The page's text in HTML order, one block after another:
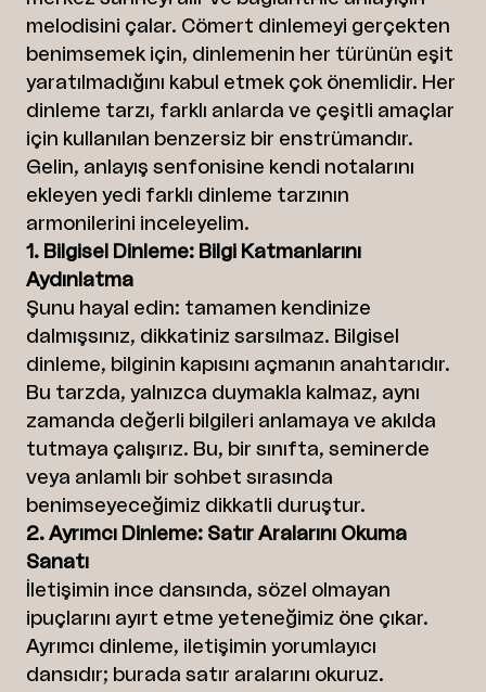
melodisini çalar. Cömert dinlemeyi gerçekten
benimsemek için, dinlemenin her türünün eşit
yaratılmadığını kabul etmek çok önemlidir. Her
dinleme tarzı, farklı anlarda ve çeşitli amaçlar
için kullanılan benzersiz bir enstrümandır.
Gelin, anlayış senfonisine kendi notalarını
ekleyen yedi farklı dinleme tarzının
armonilerini inceleyelim.
1. Bilgisel Dinleme: Bilgi Katmanlarını
Aydınlatma
Şunu hayal edin: tamamen kendinize
dalmışsınız, dikkatiniz sarsılmaz. Bilgisel
dinleme, bilginin kapısını açmanın anahtarıdır.
Bu tarzda, yalnızca duymakla kalmaz, aynı
zamanda değerli bilgileri anlamaya ve akılda
tutmaya çalışırız. Bu, bir sınıfta, seminerde
veya anlamlı bir sohbet sırasında
benimseyeceğimiz dikkatli duruştur.
2. Ayrımcı Dinleme: Satır Aralarını Okuma
Sanatı
İletişimin ince dansında, sözel olmayan
ipuçlarını ayırt etme yeteneğimiz öne çıkar.
Ayrımcı dinleme, iletişimin yorumlayıcı
dansıdır; burada satır aralarını okuruz.